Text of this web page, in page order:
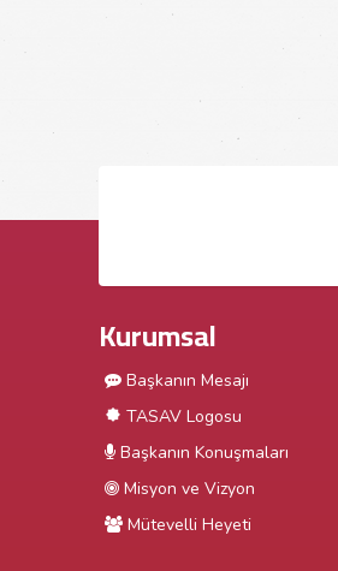
Kurumsal
Başkanın Mesajı
TASAV Logosu
Başkanın Konuşmaları
Misyon ve Vizyon
Mütevelli Heyeti